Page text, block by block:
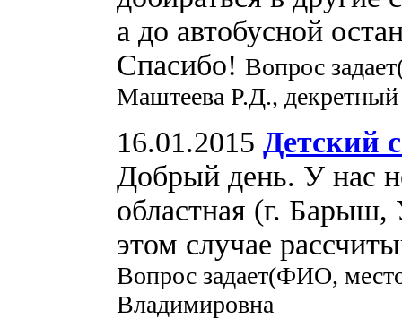
а до автобусной
Спасибо! Вопрос
Маштеева Р.Д., декретный
16.01.2015 Детский
Добрый день. У нас
областная (г. Барыш,
этом случае
Вопрос задает(ФИО,
Владимировна